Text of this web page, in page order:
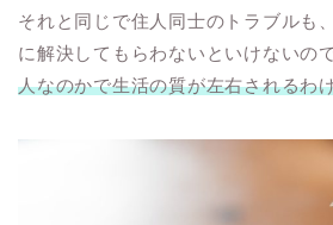
それと同じで住人同士のトラブルも
に解決してもらわないといけないので
人なのかで生活の質が左右されるわ